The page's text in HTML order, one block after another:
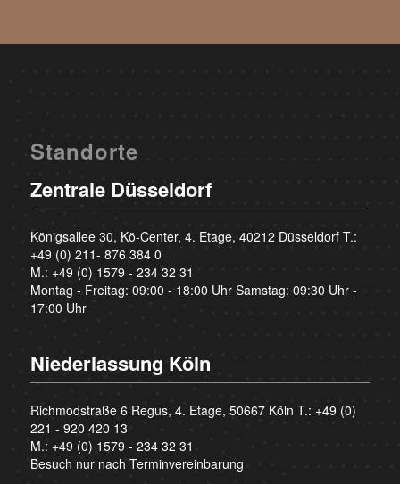
Standorte
Zentrale Düsseldorf
Königsallee 30, Kö-Center, 4. Etage, 40212 Düsseldorf T.:
+49 (0) 211- 876 384 0
M.: +49 (0) 1579 - 234 32 31
Montag - Freitag: 09:00 - 18:00 Uhr Samstag: 09:30 Uhr -
17:00 Uhr
Niederlassung Köln
Richmodstraße 6 Regus, 4. Etage, 50667 Köln T.: +49 (0)
221 - 920 420 13
M.: +49 (0) 1579 - 234 32 31
Besuch nur nach Terminvereinbarung